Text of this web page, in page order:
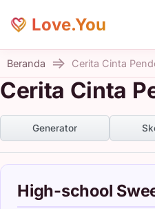
Love.You
Beranda Cerita Cinta
Cerita Cinta
Generator
High-school